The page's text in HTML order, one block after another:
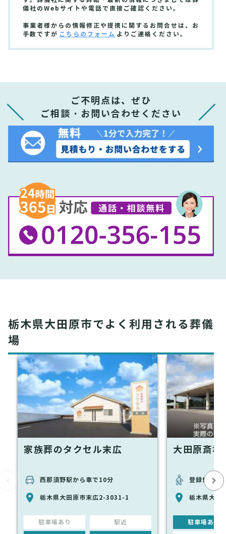
儀社のWebサイトや電話で直接ご確認ください。
事業者様からの情報修正や提携に関するお問合せは、お
手数ですが こちらのフォーム よりご連絡ください。
ご不明点は、ぜひ
ご相談・お問い合わせください
栃木県大田原市でよく利用される葬儀
場
家族葬のタクセル末広
西那須野駅から車で10分
栃木県大田原市末広2-3031-1
駐車場あり 駅近
大田原斎場
登録情報な
栃木県大田
駐車場あり